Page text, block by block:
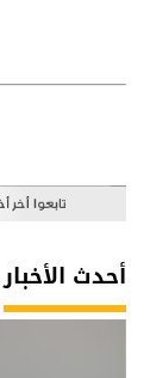
أحدث الأخبار